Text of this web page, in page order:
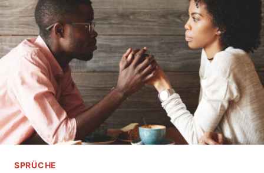
AUFBLÜHEN!
SPRÜCHE